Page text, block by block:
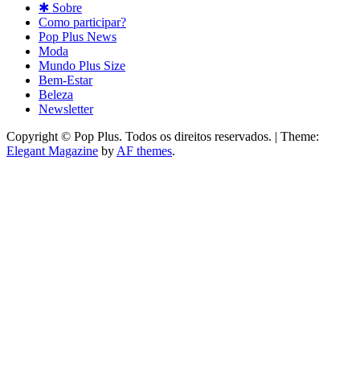
✱ Sobre
Como participar?
Pop Plus News
Moda
Mundo Plus Size
Bem-Estar
Beleza
Newsletter
Copyright © Pop Plus. Todos os direitos reservados. | Theme:
Elegant Magazine by AF themes.